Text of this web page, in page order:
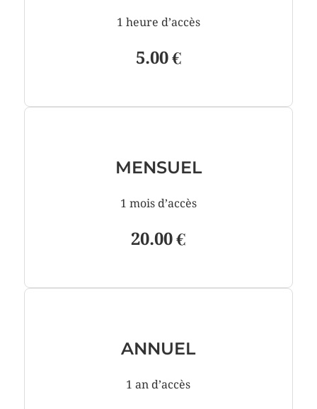
1 heure d’accès
5.00 €
MENSUEL
1 mois d’accès
20.00 €
ANNUEL
1 an d’accès